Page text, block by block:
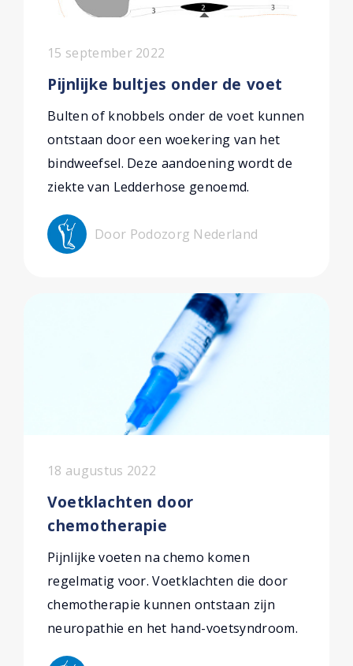
15 september 2022
Pijnlijke bultjes onder de voet
Bulten of knobbels onder de voet kunnen
ontstaan door een woekering van het
bindweefsel. Deze aandoening wordt de
ziekte van Ledderhose genoemd.
Door Podozorg Nederland
18 augustus 2022
Voetklachten door
chemotherapie
Pijnlijke voeten na chemo komen
regelmatig voor. Voetklachten die door
chemotherapie kunnen ontstaan zijn
neuropathie en het hand-voetsyndroom.